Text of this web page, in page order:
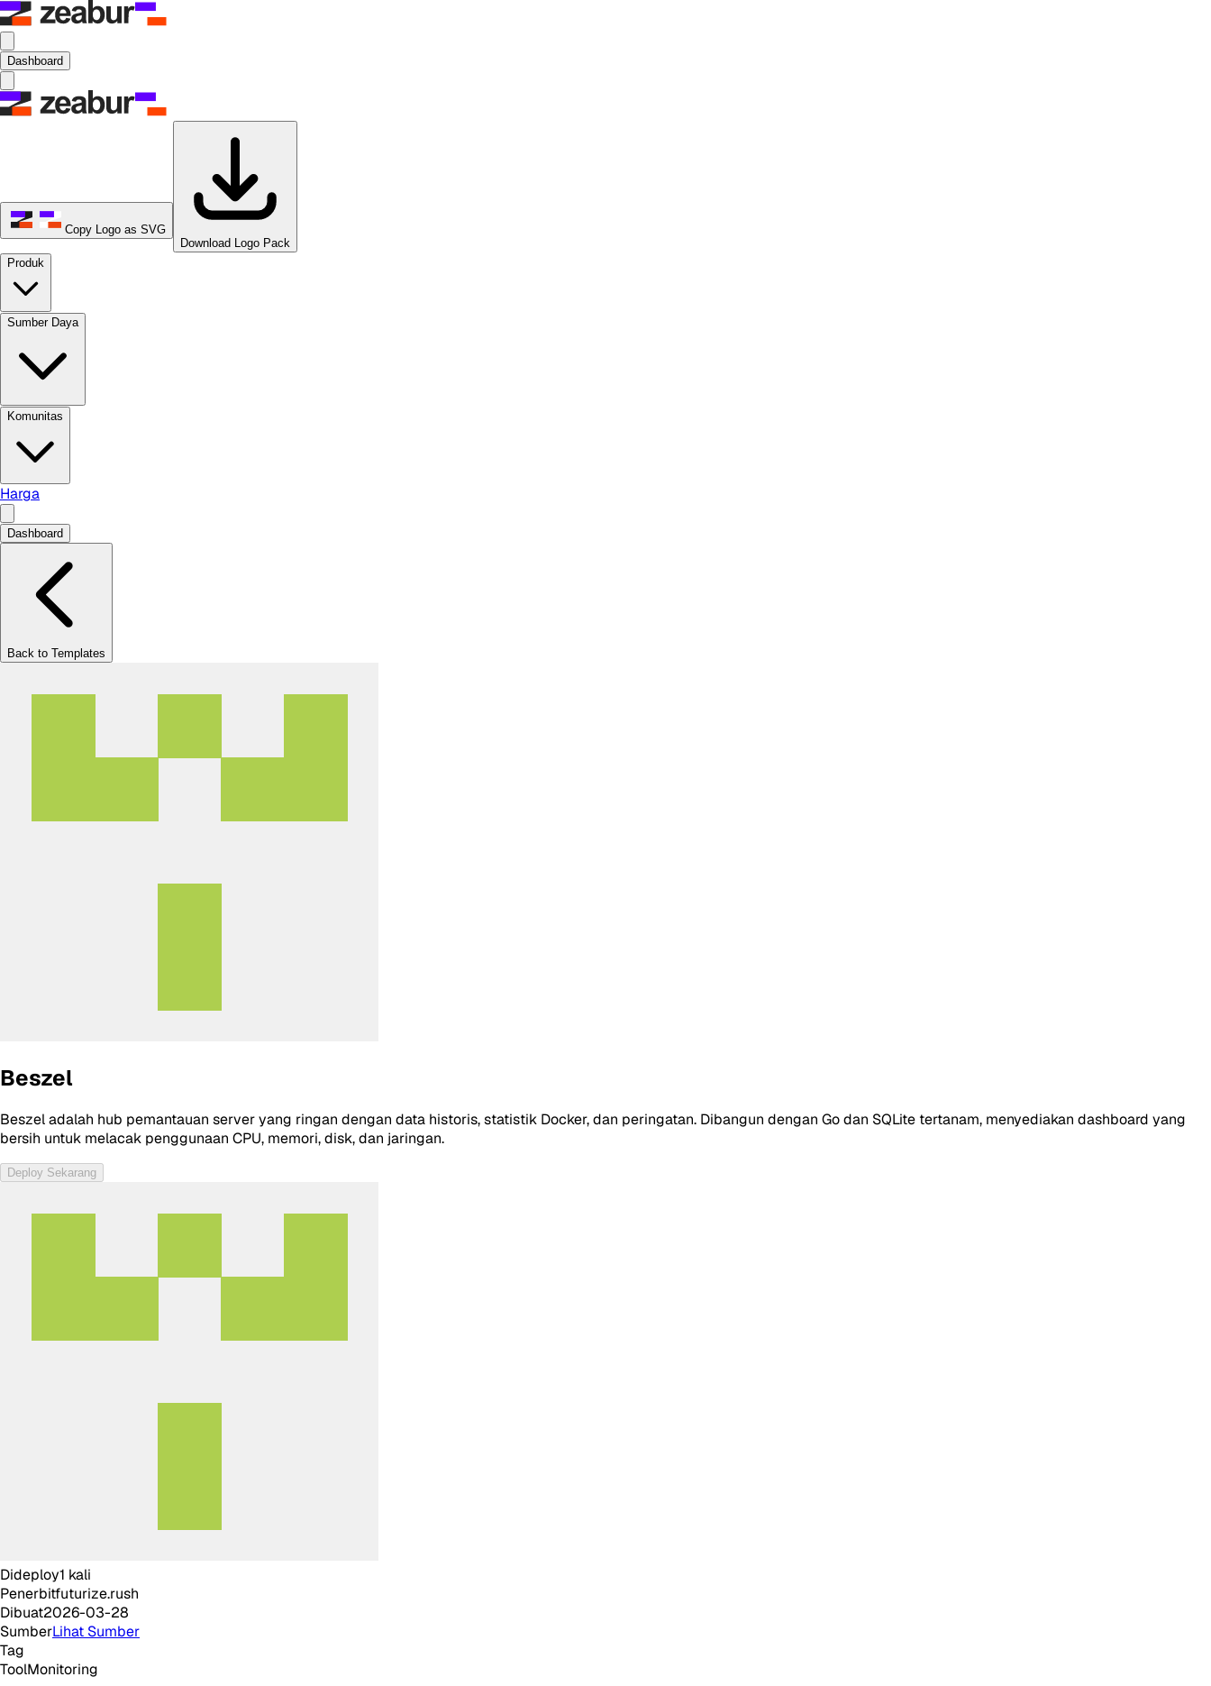
Dashboard
Copy Logo as SVG
Download Logo Pack
Produk
Sumber Daya
Komunitas
Harga
Dashboard
Back to Templates
Beszel
Beszel adalah hub pemantauan server yang ringan dengan data historis, statistik Docker, dan peringatan. Dibangun dengan Go dan SQLite tertanam, menyediakan dashboard yang
bersih untuk melacak penggunaan CPU, memori, disk, dan jaringan.
Deploy Sekarang
Dideploy1 kali
Penerbitfuturize.rush
Dibuat2026-03-28
SumberLihat Sumber
Tag
ToolMonitoring